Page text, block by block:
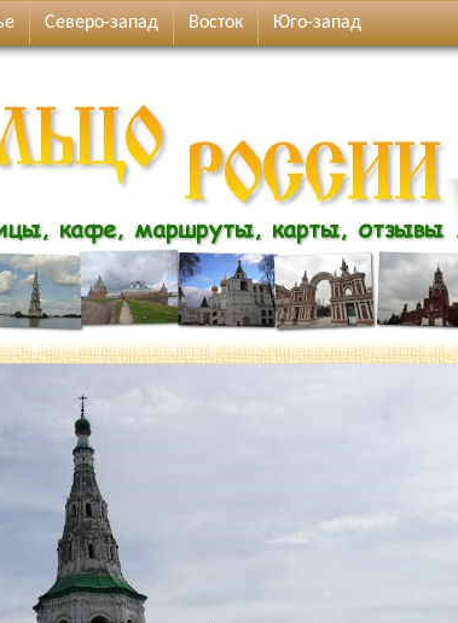
Северо-запад Восток Юго-запад